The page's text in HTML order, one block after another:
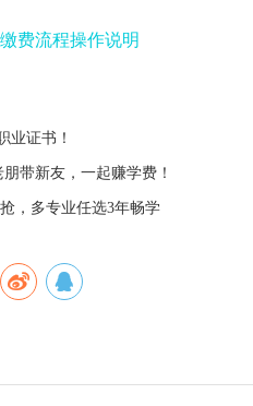
缴费流程操作说明
业证书！
带新友，一起赚学费！
，多专业任选3年畅学